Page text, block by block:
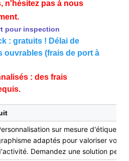
n'hésitez pas à nous
pour inspection
: gratuits ! Délai de
ouvrables (frais de port à
: des frais
sur mesure
adaptés pour valoriser
Demandez une solution